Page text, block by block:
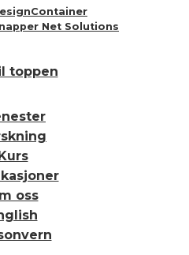
Net Solutions
toppen
oss